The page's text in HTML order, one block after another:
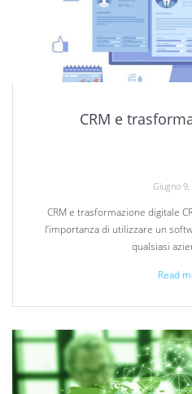
CRM e
Giugno 9,
CRM e trasformazione digitale
l’importanza di utilizzare un
qualsiasi
Read